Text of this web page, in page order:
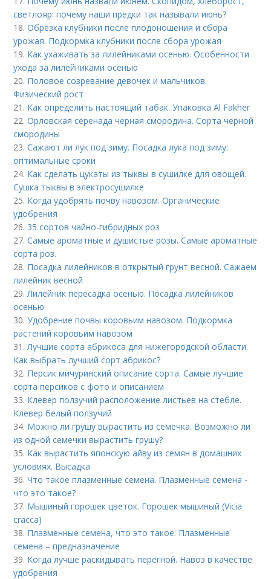
светлояр: почему наши предки так называли июнь?
18.Обрезка клубники после плодоношения и сбора
урожая. Подкормка клубники после сбора урожая
19. Как ухаживать за лилейниками осенью. Особенности
ухода за лилейниками осенью
20. Половое созревание девочек и мальчиков.
Физический рост
21. Как определить настоящий табак. Упаковка Al Fakher
22.Орловская серенада черная смородина. Сорта черной
смородины
23.Сажают ли лук под зиму. Посадка лука под зиму:
оптимальные сроки
24. Как сделать цукаты из тыквы в сушилке для овощей.
Сушка тыквы в электросушилке
25. Когда удобрять почву навозом. Органические
удобрения
26. 35 сортов чайно-гибридных роз
27.Самые ароматные и душистые розы. Самые ароматные
сорта роз.
28. Посадка лилейников в открытый грунт весной. Сажаем
лилейник весной
29. Лилейник пересадка осенью. Посадка лилейников
осенью
30.Удобрение почвы коровьим навозом. Подкормка
растений коровьим навозом
31. Лучшие сорта абрикоса для нижегородской области.
Как выбрать лучший сорт абрикос?
32. Персик мичуринский описание сорта. Самые лучшие
сорта персиков с фото и описанием
33. Клевер ползучий расположение листьев на стебле.
Клевер белый ползучий
34. Можно ли грушу вырастить из семечка. Возможно ли
из одной семечки вырастить грушу?
35. Как вырастить японскую айву из семян в домашних
условиях. Высадка
36.Что такое плазменные семена. Плазменные семена -
что это такое?
37. Мышиный горошек цветок. Горошек мышиный (Vicia
cracca)
38. Плазменные семена, что это такое. Плазменные
семена – предназначение
39. Когда лучше раскидывать перегной. Навоз в качестве
удобрения